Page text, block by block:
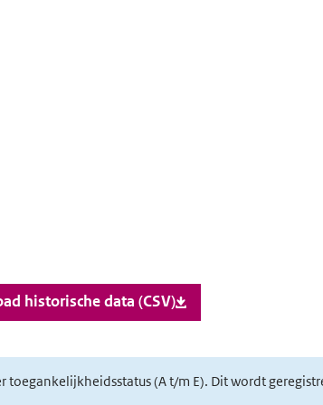
historische data (CSV)
toegankelijkheidsstatus (A t/m E). Dit wordt